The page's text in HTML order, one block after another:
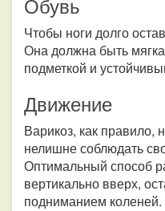
Чтобы ноги долго
Она должна быть
подметкой и
Движение
Варикоз, как правило,
нелишне соблюдать
Оптимальный способ
вертикально вверх,
подниманием